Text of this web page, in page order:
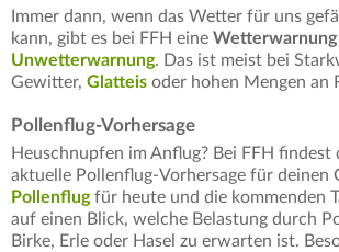
Immer dann, wenn das Wetter für uns
kann, gibt es bei FFH eine Wetterwarnung
Unwetterwarnung. Das ist meist bei
Gewitter, Glatteis oder hohen Mengen an
Pollenflug-Vorhersage
Heuschnupfen im Anflug? Bei FFH findest
aktuelle Pollenflug-Vorhersage für deinen
Pollenflugfür heute und die kommenden
auf einen Blick, welche Belastung durch
Birke, Erle oder Hasel zu erwarten ist.